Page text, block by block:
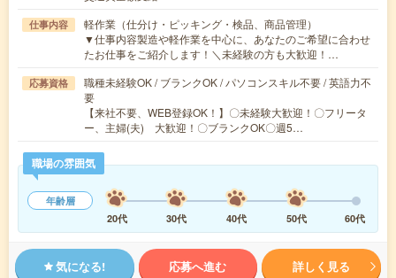
仕事内容
軽作業（仕分け・ピッキング・検品、商品管理）
▼仕事内容製造や軽作業を中心に、あなたのご希望に合わせ
たお仕事をご紹介します！＼未経験の方も大歓迎！…
応募資格
職種未経験OK / ブランクOK / パソコンスキル不要 / 英語力不
要
【来社不要、WEB登録OK！】〇未経験大歓迎！〇フリータ
ー、主婦(夫) 大歓迎！〇ブランクOK〇週5…
職場の雰囲気
年齢層
20代
30代 40代 50代 60代
気になる! 応募へ進む 詳しく見る